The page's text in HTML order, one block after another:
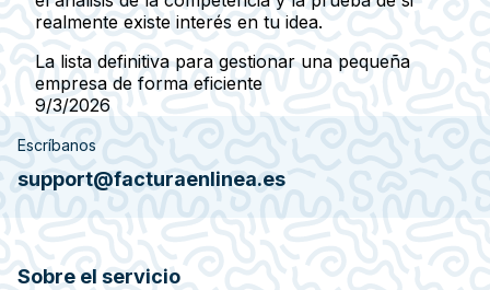
realmente existe interés en tu idea.
La lista definitiva para gestionar una pequeña
empresa de forma eficiente
9/3/2026
Escríbanos
support@facturaenlinea.es
Sobre el servicio